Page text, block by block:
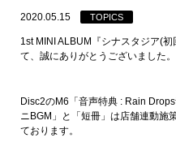
2020.05.15 TOPICS
1st MINI ALBUM『シナスタジア(
て、誠にありがとうございました。
Disc2のM6「音声特典 : Rain
ニBGM」と「短冊」は店舗連動施
ております。